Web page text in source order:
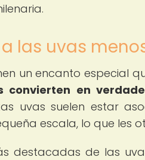
las uvas
un encanto especial
convierten en
uvas suelen estar
escala, lo que les
destacadas de las